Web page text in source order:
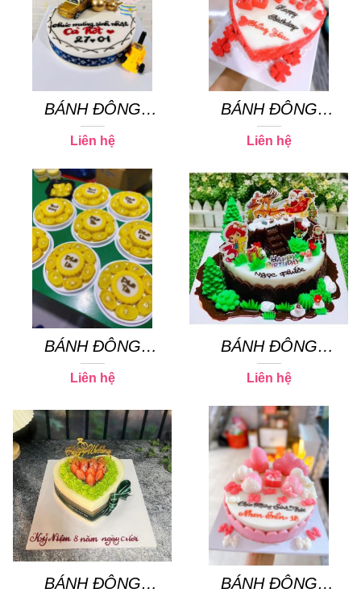
BÁNH ĐÔNG
SƯƠNG 17
Liên hệ
BÁNH ĐÔNG
SƯƠNG 12
Liên hệ
BÁNH ĐÔNG
SƯƠNG 23
Liên hệ
BÁNH ĐÔNG
SƯƠNG 02
Liên hệ
BÁNH ĐÔNG
BÁNH ĐÔNG